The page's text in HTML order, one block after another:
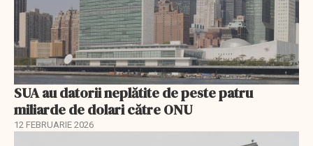
SUA au datorii neplătite de peste patru
miliarde de dolari către ONU
12 FEBRUARIE 2026